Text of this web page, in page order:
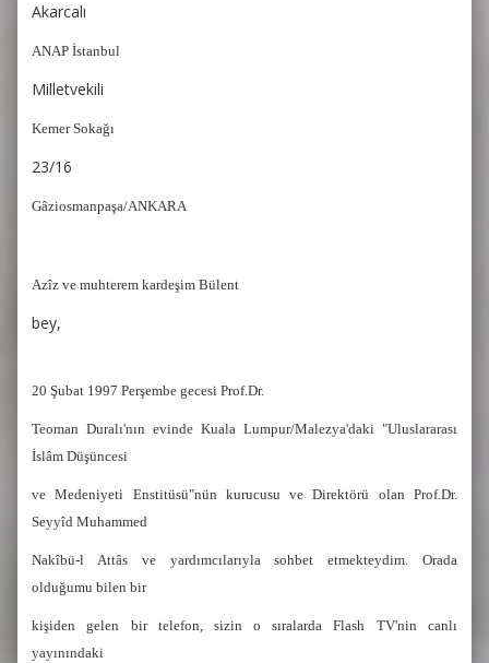
Akarcalı
ANAP İstanbul
Milletvekili
Kemer Sokağı
23/16
Gâziosmanpaşa/ANKARA
Azîz ve muhterem kardeşim Bülent
bey,
20 Şubat 1997 Perşembe gecesi Prof.Dr.
Teoman Duralı'nın evinde Kuala Lumpur/Malezya'daki "Uluslararası
İslâm Düşüncesi
ve Medeniyeti Enstitüsü"nün kurucusu ve Direktörü olan Prof.Dr.
Seyyîd Muhammed
Nakîbü-l Attâs ve yardımcılarıyla sohbet etmekteydim. Orada
olduğumu bilen bir
kişiden gelen bir telefon, sizin o sıralarda Flash TV'nin canlı
yayınındaki